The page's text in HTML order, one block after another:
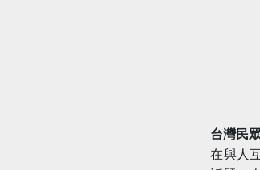
台灣民
在與人